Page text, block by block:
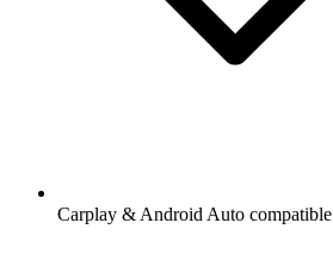
Carplay & Android Auto compatible